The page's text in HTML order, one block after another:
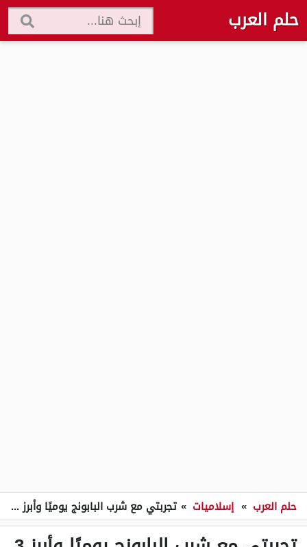
حلم العرب
حلم العرب » إسلاميات » تجربتي مع شرب البابونج يوميًا وأبرز 3 فوائد مدهشة